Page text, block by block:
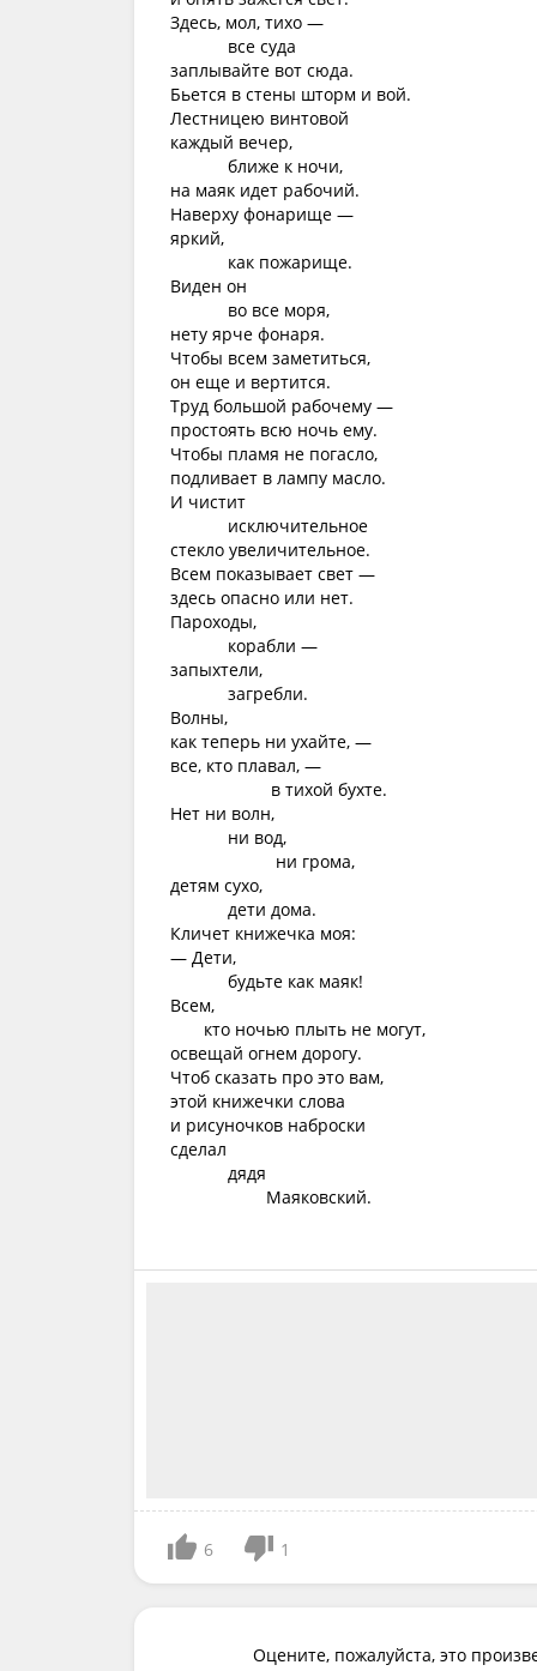
Здесь, мол, тихо —
все суда
заплывайте вот сюда.
Бьется в стены шторм и вой.
Лестницею винтовой
каждый вечер,
ближе к ночи,
на маяк идет рабочий.
Наверху фонарище —
яркий,
как пожарище.
Виден он
во все моря,
нету ярче фонаря.
Чтобы всем заметиться,
он еще и вертится.
Труд большой рабочему —
простоять всю ночь ему.
Чтобы пламя не погасло,
подливает в лампу масло.
И чистит
исключительное
стекло увеличительное.
Всем показывает свет —
здесь опасно или нет.
Пароходы,
корабли —
запыхтели,
загребли.
Волны,
как теперь ни ухайте, —
все, кто плавал, —
в тихой бухте.
Нет ни волн,
ни вод,
ни грома,
детям сухо,
дети дома.
Кличет книжечка моя:
— Дети,
будьте как маяк!
Всем,
кто ночью плыть не могут,
освещай огнем дорогу.
Чтоб сказать про это вам,
этой книжечки слова
и рисуночков наброски
сделал
дядя
Маяковский.
6 1
Оцените, пожалуйста, это